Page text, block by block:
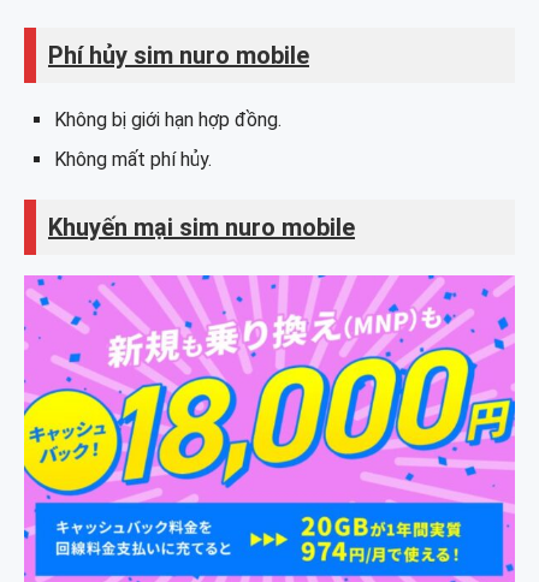
điều khoản sau đó gửi đơn đăng ký.
Kết thúc quá trình đằng ký:
Phí hủy sim nuro mobile
Không bị giới hạn hợp đồng.
Không mất phí hủy.
Khuyến mại sim nuro mobile